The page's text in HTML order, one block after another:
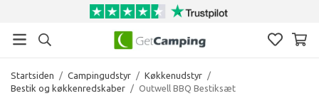
Startsiden / Campingudstyr / Køkkenudstyr /
Bestik og køkkenredskaber / Outwell BBQ Bestiksæt